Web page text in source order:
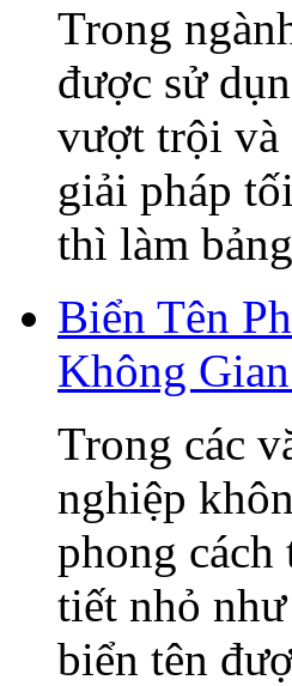
Trong
được sử
vượt trội và
giải pháp
thì làm
Biển Tên
Không
Trong các
nghiệp
phong
tiết nhỏ
biển tên